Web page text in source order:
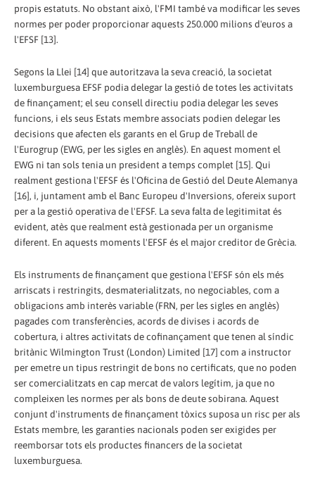
propis estatuts. No obstant això, l'FMI també va modificar les seves
normes per poder proporcionar aquests 250.000 milions d'euros a
l'EFSF [13].
Segons la Llei [14] que autoritzava la seva creació, la societat
luxemburguesa EFSF podia delegar la gestió de totes les activitats
de finançament; el seu consell directiu podia delegar les seves
funcions, i els seus Estats membre associats podien delegar les
decisions que afecten els garants en el Grup de Treball de
l'Eurogrup (EWG, per les sigles en anglès). En aquest moment el
EWG ni tan sols tenia un president a temps complet [15]. Qui
realment gestiona l'EFSF és l'Oficina de Gestió del Deute Alemanya
[16], i, juntament amb el Banc Europeu d'Inversions, ofereix suport
per a la gestió operativa de l'EFSF. La seva falta de legitimitat és
evident, atès que realment està gestionada per un organisme
diferent. En aquests moments l'EFSF és el major creditor de Grècia.
Els instruments de finançament que gestiona l'EFSF són els més
arriscats i restringits, desmaterialitzats, no negociables, com a
obligacions amb interès variable (FRN, per les sigles en anglès)
pagades com transferències, acords de divises i acords de
cobertura, i altres activitats de cofinançament que tenen al síndic
britànic Wilmington Trust (London) Limited [17] com a instructor
per emetre un tipus restringit de bons no certificats, que no poden
ser comercialitzats en cap mercat de valors legítim, ja que no
compleixen les normes per als bons de deute sobirana. Aquest
conjunt d'instruments de finançament tòxics suposa un risc per als
Estats membre, les garanties nacionals poden ser exigides per
reemborsar tots els productes financers de la societat
luxemburguesa.